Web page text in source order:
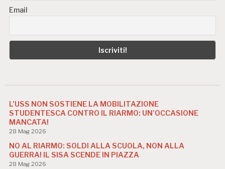
Email
L’USS NON SOSTIENE LA MOBILITAZIONE
STUDENTESCA CONTRO IL RIARMO: UN’OCCASIONE
MANCATA!
28 Mag 2026
NO AL RIARMO: SOLDI ALLA SCUOLA, NON ALLA
GUERRA! IL SISA SCENDE IN PIAZZA
28 Mag 2026